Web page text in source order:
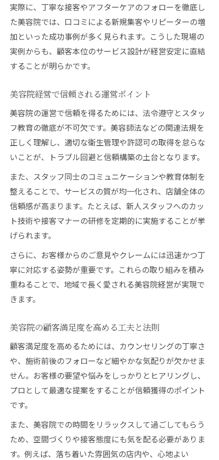
実際に、丁寧な接客やアフターケアのフォローを徹底し
た美容院では、口コミによる新規集客やリピーターの増
加といった成功事例が多く見られます。こうした現場の
実例からも、顧客本位のサービス設計が経営安定に直結
することが明らかです。
美容院経営で信頼される運営ポイント
美容院の運営で信頼を得るためには、法令遵守とスタッ
フ教育の徹底が不可欠です。美容師法などの関連法規を
正しく理解し、適切な衛生管理や許認可の取得を怠らな
いことが、トラブル回避と信頼構築の土台となります。
また、スタッフ同士のコミュニケーションや教育体制を
整えることで、サービスの質が均一化され、店舗全体の
信頼感が高まります。たとえば、新人スタッフへのカッ
ト技術や接客マナーの研修を定期的に実施することが挙
げられます。
さらに、お客様からのご意見やクレームには迅速かつ丁
寧に対応する姿勢が重要です。これらの取り組みを積み
重ねることで、地域で長く愛される美容院経営が実現で
きます。
美容院の顧客満足度を高める工夫と法則
顧客満足度を高めるためには、カウンセリングの丁寧さ
や、施術前後のフォローなど細やかな気配りが欠かせま
せん。お客様の要望や悩みをしっかりとヒアリングし、
プロとして最適な提案をすることが信頼獲得のポイント
です。
また、美容院での時間をリラックスして過ごしてもらう
ため、空間づくりや接客態度にも気を配る必要がありま
す。例えば、落ち着いた雰囲気の店内や、心地よい